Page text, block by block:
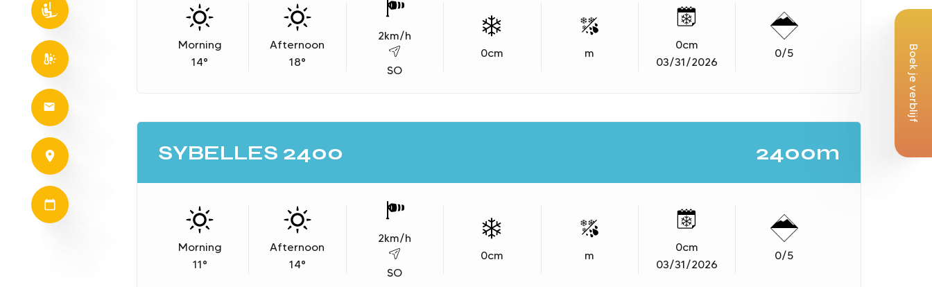
Boek je verblijf
Morning
14°
Afternoon
18°
2km/h
SO
0cm m
0cm
03/31/2026
0/5
SYBELLES 2400 2400m
Morning
11°
Afternoon
14°
2km/h
SO
0cm m
0cm
03/31/2026
0/5